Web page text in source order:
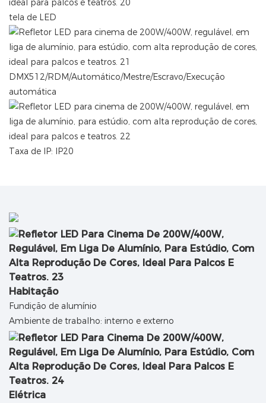
tela de LED
DMX512/RDM/Automático/Mestre/Escravo/Execução
automática
Taxa de IP: IP20
Habitação
Fundição de alumínio
Ambiente de trabalho: interno e externo
Elétrica